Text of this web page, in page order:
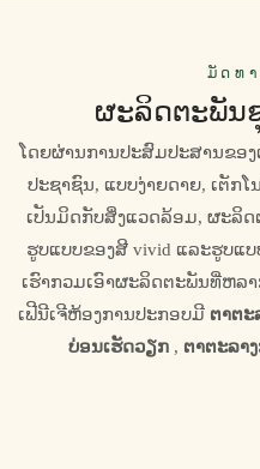
ມັດທ
ຜະລິດຕະພັນ
ໂດຍຜ່ານການປະສົມປະສານຂອ
ປະຊາຊົນ, ແບບງ່າຍດາຍ, ເຕັກໂ
ເປັນມິດກັບສິ່ງແວດລ້ອມ, ຜະລິ
ຮູບແບບຂອງສີ vivid ແລະຮູບແບ
ເຮົາກວມເອົາຜະລິດຕະພັນທີ່ຫລາ
ເຟີນີເຈີຫ້ອງການປະກອບມີ ຕາຕະ
ບ່ອນເຮັດວຽກ , ຕາຕະລາ